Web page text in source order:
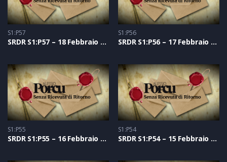
S1:P57
SRDR S1:P57 – 18 Febbraio 2021
S1:P56
SRDR S1:P56 – 17 Febbraio 2021
S1:P55
SRDR S1:P55 – 16 Febbraio 2021
S1:P54
SRDR S1:P54 – 15 Febbraio 2021